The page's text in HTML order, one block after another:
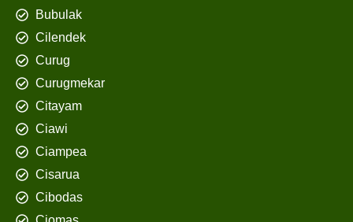
Bubulak
Cilendek
Curug
Curugmekar
Citayam
Ciawi
Ciampea
Cisarua
Cibodas